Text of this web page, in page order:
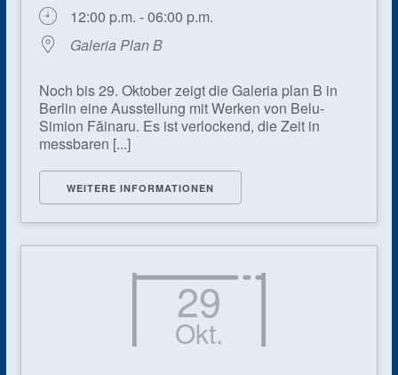
12:00 p.m. - 06:00 p.m.
Galeria Plan B
Noch bis 29. Oktober zeigt die Galeria plan B in
Berlin eine Ausstellung mit Werken von Belu-
Simion Făinaru. Es ist verlockend, die Zeit in
messbaren [...]
WEITERE INFORMATIONEN
29
Okt.